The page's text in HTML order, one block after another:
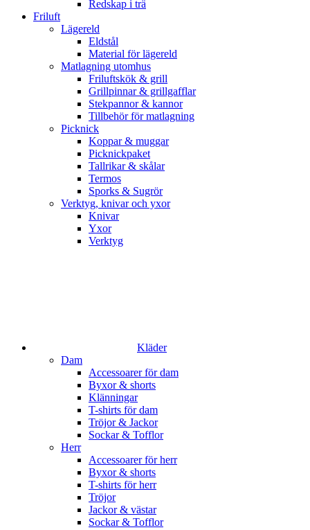
Redskap i trä
Friluft
Lägereld
Eldstål
Material för lägereld
Matlagning utomhus
Friluftskök & grill
Grillpinnar & grillgafflar
Stekpannor & kannor
Tillbehör för matlagning
Picknick
Koppar & muggar
Picknickpaket
Tallrikar & skålar
Termos
Sporks & Sugrör
Verktyg, knivar och yxor
Knivar
Yxor
Verktyg
Kläder
Dam
Accessoarer för dam
Byxor & shorts
Klänningar
T-shirts för dam
Tröjor & Jackor
Sockar & Tofflor
Herr
Accessoarer för herr
Byxor & shorts
T-shirts för herr
Tröjor
Jackor & västar
Sockar & Tofflor